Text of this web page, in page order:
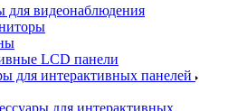
видеонаблюдения
LCD панели
для интерактивных панелей
для интерактивных